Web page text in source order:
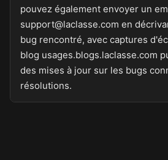
pouvez également envoyer un
support@laclasse.com en
bug rencontré, avec captures
blog usages.blogs.laclasse.com
des mises à jour sur les bugs
résolutions.